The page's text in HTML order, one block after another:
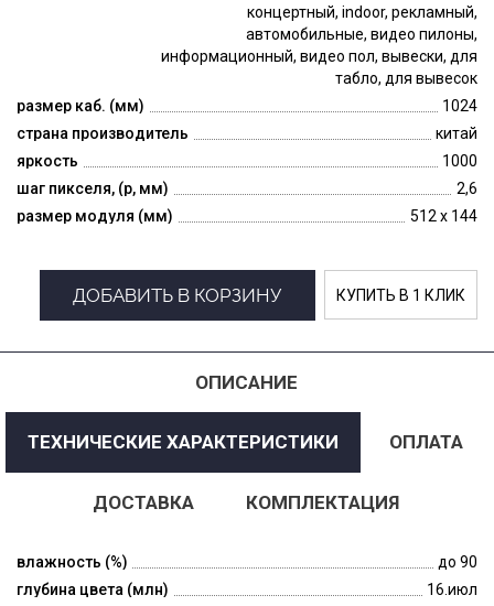
концертный, indoor, рекламный,
автомобильные, видео пилоны,
информационный, видео пол, вывески, для
табло, для вывесок
размер каб. (мм)
1024
страна производитель
китай
яркость
1000
шаг пикселя, (p, мм)
2,6
размер модуля (мм)
512 x 144
ДОБАВИТЬ В КОРЗИНУ КУПИТЬ В 1 КЛИК
ОПИСАНИЕ
ТЕХНИЧЕСКИЕ ХАРАКТЕРИСТИКИ ОПЛАТА
ДОСТАВКА КОМПЛЕКТАЦИЯ
влажность (%)
до 90
глубина цвета (млн)
16.июл